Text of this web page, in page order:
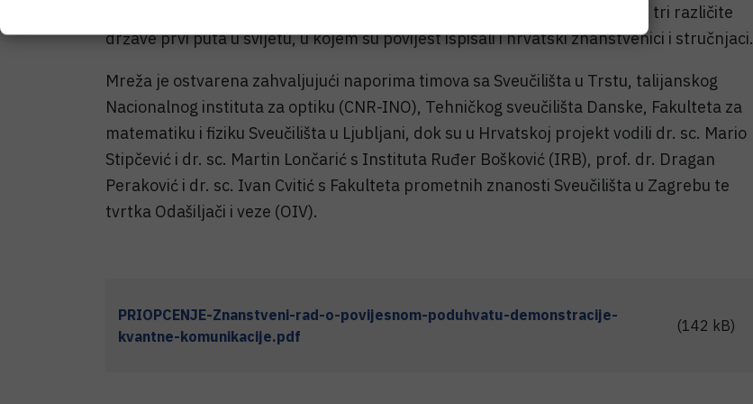
Ovaj rad znanstvena je potvrda postignuća kvantne komunikacije između tri različite
države prvi puta u svijetu, u kojem su povijest ispisali i hrvatski znanstvenici i stručnjaci.
Mreža je ostvarena zahvaljujući naporima timova sa Sveučilišta u Trstu, talijanskog
Nacionalnog instituta za optiku (CNR-INO), Tehničkog sveučilišta Danske, Fakulteta za
matematiku i fiziku Sveučilišta u Ljubljani, dok su u Hrvatskoj projekt vodili dr. sc. Mario
Stipčević i dr. sc. Martin Lončarić s Instituta Ruđer Bošković (IRB), prof. dr. Dragan
Peraković i dr. sc. Ivan Cvitić s Fakulteta prometnih znanosti Sveučilišta u Zagrebu te
tvrtka Odašiljači i veze (OIV).
PRIOPCENJE-Znanstveni-rad-o-povijesnom-poduhvatu-demonstracije-
kvantne-komunikacije.pdf
(142 kB)